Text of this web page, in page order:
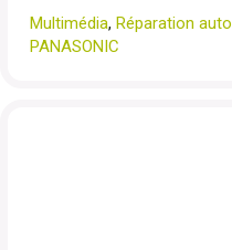
Multimédia, Réparation
PANASONIC